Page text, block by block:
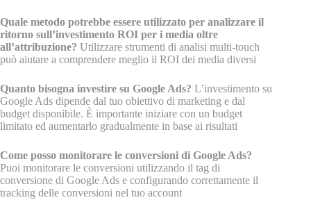
Quale metodo potrebbe essere utilizzato per analizzare il
ritorno sull’investimento ROI per i media oltre
all’attribuzione? Utilizzare strumenti di analisi multi-touch
può aiutare a comprendere meglio il ROI dei media diversi
Quanto bisogna investire su Google Ads? L’investimento su
Google Ads dipende dal tuo obiettivo di marketing e dal
budget disponibile. È importante iniziare con un budget
limitato ed aumentarlo gradualmente in base ai risultati
Come posso monitorare le conversioni di Google Ads?
Puoi monitorare le conversioni utilizzando il tag di
conversione di Google Ads e configurando correttamente il
tracking delle conversioni nel tuo account